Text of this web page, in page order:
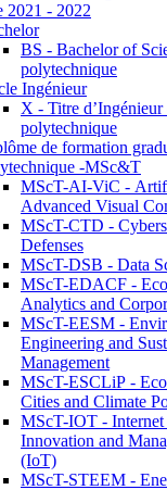
2021 - 2022
BS - Bachelor of
polytechnique
Ingénieur
X - Titre
polytechnique
de formation
-MSc&T
MScT-AI-ViC -
Advanced Visual
MScT-CTD -
Defenses
MScT-DSB - Data
MScT-EDACF -
Analytics and
MScT-EESM -
Engineering and
Management
MScT-ESCLiP -
Cities and Climate
MScT-IOT -
Innovation and
(IoT)
MScT-STEEM -